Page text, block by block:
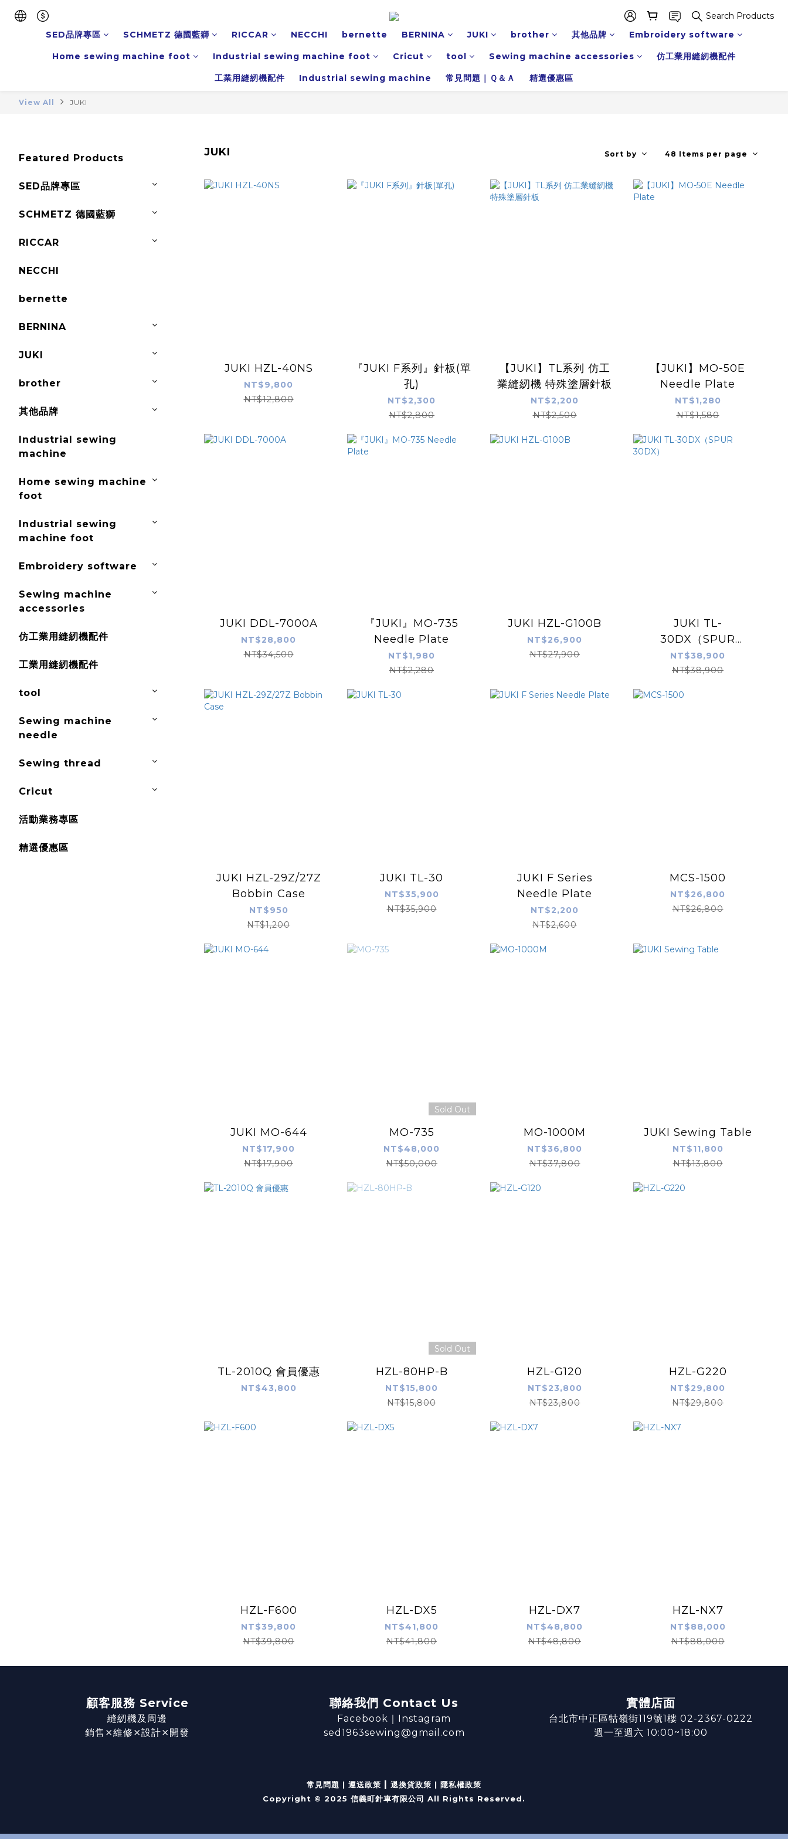
Search Products
SED品牌專區
SCHMETZ 德國藍獅 RICCAR NECCHI bernette BERNINA JUKI brother 其他品牌 Embroidery software
Home sewing machine foot Industrial sewing machine foot Cricut tool Sewing machine accessories 仿工業用縫紉機配件
工業用縫紉機配件 Industrial sewing machine 常見問題｜Ｑ＆Ａ 精選優惠區
View All JUKI
Featured Products
SED品牌專區
SCHMETZ 德國藍獅
RICCAR
NECCHI
bernette
BERNINA
JUKI
brother
其他品牌
Industrial sewing
machine
Home sewing machine
foot
Industrial sewing
machine foot
Embroidery software
Sewing machine
accessories
仿工業用縫紉機配件
工業用縫紉機配件
tool
Sewing machine
needle
Sewing thread
Cricut
活動業務專區
精選優惠區
JUKI Sort by 48 Items per page
JUKI HZL-40NS
NT$9,800
NT$12,800
『JUKI F系列』針板(單
孔)
NT$2,300
NT$2,800
【JUKI】TL系列 仿工
業縫紉機 特殊塗層針板
NT$2,200
NT$2,500
【JUKI】MO-50E
Needle Plate
NT$1,280
NT$1,580
JUKI DDL-7000A
NT$28,800
NT$34,500
『JUKI』MO-735
Needle Plate
NT$1,980
NT$2,280
JUKI HZL-G100B
NT$26,900
NT$27,900
JUKI TL-
30DX（SPUR
30DX）
NT$38,900
NT$38,900
JUKI HZL-29Z/27Z
Bobbin Case
NT$950
NT$1,200
JUKI TL-30
NT$35,900
NT$35,900
JUKI F Series
Needle Plate
NT$2,200
NT$2,600
MCS-1500
NT$26,800
NT$26,800
JUKI MO-644
NT$17,900
NT$17,900
Sold Out
MO-735
NT$48,000
NT$50,000
MO-1000M
NT$36,800
NT$37,800
JUKI Sewing Table
NT$11,800
NT$13,800
TL-2010Q 會員優惠
NT$43,800
Sold Out
HZL-80HP-B
NT$15,800
NT$15,800
HZL-G120
NT$23,800
NT$23,800
HZL-G220
NT$29,800
NT$29,800
HZL-F600
NT$39,800
NT$39,800
HZL-DX5
NT$41,800
NT$41,800
HZL-DX7
NT$48,800
NT$48,800
HZL-NX7
NT$88,000
NT$88,000
顧客服務 Service
縫紉機及周邊
銷售⨯維修⨯設計⨯開發
聯絡我們 Contact Us
Facebook ｜ Instagram
sed1963sewing@gmail.com
實體店面
台北市中正區牯嶺街119號1樓 02-2367-0222
週一至週六 10:00~18:00
常見問題 | 運送政策 | 退換貨政策 | 隱私權政策
Copyright © 2025 信義町針車有限公司 All Rights Reserved.